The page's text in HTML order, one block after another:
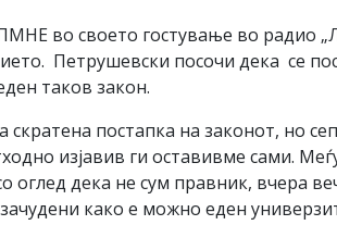
во своето гостување во радио
Петрушевски посочи дека се
таков закон.
скратена постапка на законот, но
изјавив ги оставивме сами.
оглед дека не сум правник, вчера
како е можно еден